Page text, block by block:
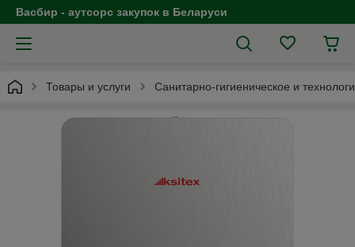
Васбир - аутсорс закупок в Беларуси
Товары и услуги Санитарно-гигиеническое и